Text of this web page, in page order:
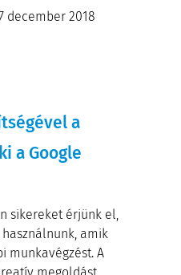
december 2018
a
a Google
sikereket érjünk el,
amik
munkavégzést. A